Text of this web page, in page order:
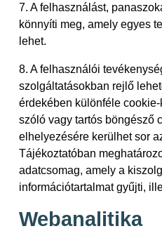
7. A felhasználást,
könnyíti meg, amely egyes
lehet.
8. A felhasználói
szolgáltatásokban rejlő
érdekében különféle
szóló vagy tartós böngésző
elhelyezésére kerülhet sor
Tájékoztatóban
adatcsomag, amely a
információtartalmat gyűjti,
Webanalitika